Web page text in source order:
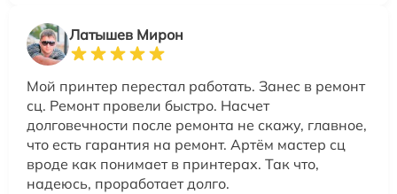
Латышев Мирон
Мой принтер перестал работать. Занес в ремонт
сц. Ремонт провели быстро. Насчет
долговечности после ремонта не скажу, главное,
что есть гарантия на ремонт. Артём мастер сц
вроде как понимает в принтерах. Так что,
надеюсь, проработает долго.